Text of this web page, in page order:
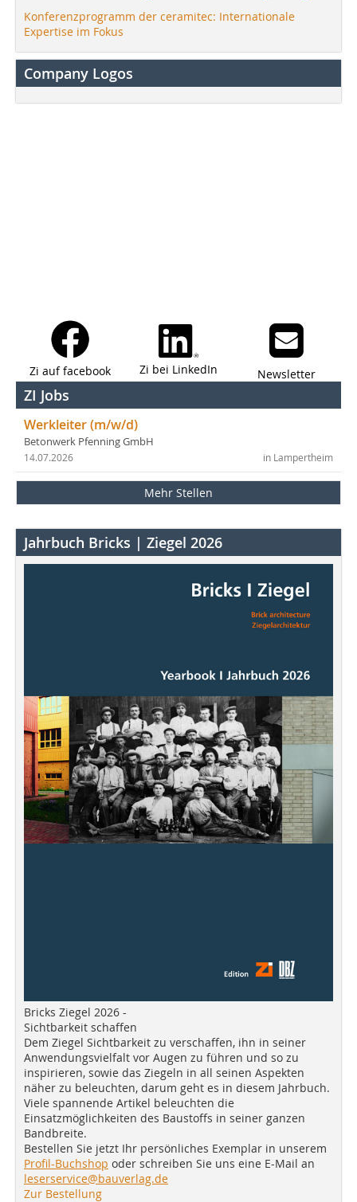
Konferenzprogramm der ceramitec: Internationale
Expertise im Fokus
Company Logos
Zi auf facebook Zi bei LinkedIn Newsletter
ZI Jobs
Werkleiter (m/w/d)
Betonwerk Pfenning GmbH
in Lampertheim
14.07.2026
Mehr Stellen
Jahrbuch Bricks | Ziegel 2026
Bricks Ziegel 2026 -
Sichtbarkeit schaffen
Dem Ziegel Sichtbarkeit zu verschaffen, ihn in seiner
Anwendungsvielfalt vor Augen zu führen und so zu
inspirieren, sowie das Ziegeln in all seinen Aspekten
näher zu beleuchten, darum geht es in diesem Jahrbuch.
Viele spannende Artikel beleuchten die
Einsatzmöglichkeiten des Baustoffs in seiner ganzen
Bandbreite.
Bestellen Sie jetzt Ihr persönliches Exemplar in unserem
Profil-Buchshop oder schreiben Sie uns eine E-Mail an
leserservice@bauverlag.de
Zur Bestellung